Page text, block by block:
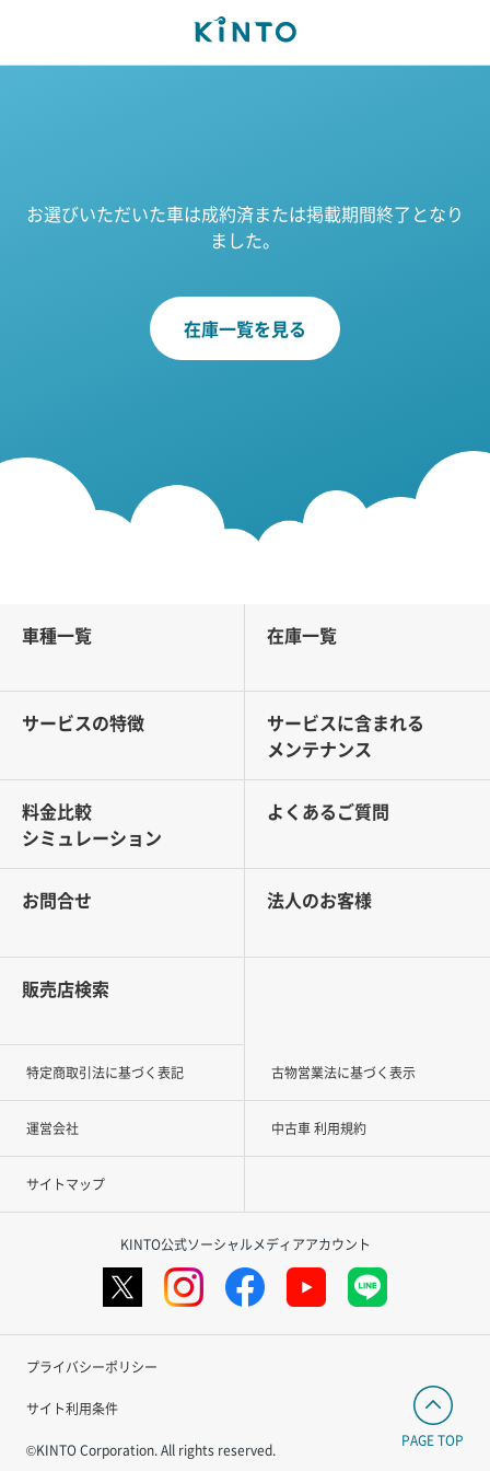
お選びいただいた車は成約済または掲載期間終了となり
ました。
在庫一覧を見る
車種一覧 在庫一覧
サービスの特徴
サービスに含まれる
メンテナンス
料金比較
シミュレーション
よくあるご質問
お問合せ 法人のお客様
販売店検索
特定商取引法に基づく表記 古物営業法に基づく表示
運営会社 中古車 利用規約
サイトマップ
KINTO公式ソーシャルメディアアカウント
プライバシーポリシー
サイト利用条件
©KINTO Corporation. All rights reserved.
PAGE TOP